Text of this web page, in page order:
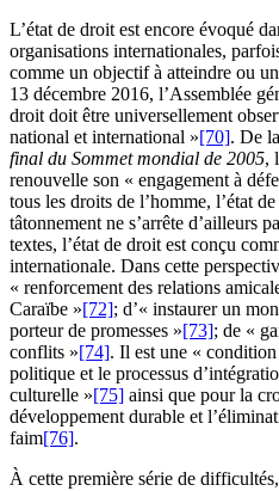
L’état de droit est encore évoqué
organisations internationales,
comme un objectif à atteindre ou
13 décembre 2016, l’Assemblée
droit doit être universellement
national et international »[70]. De
final du Sommet mondial de 2005,
renouvelle son « engagement à
tous les droits de l’homme, l’état
tâtonnement ne s’arrête d’ailleurs
textes, l’état de droit est conçu
internationale. Dans cette
« renforcement des relations
Caraïbe »[72]; d’« instaurer un
porteur de promesses »[73]; de «
conflits »[74]. Il est une «
politique et le processus
culturelle »[75] ainsi que pour la
développement durable et
faim[76].
À cette première série de